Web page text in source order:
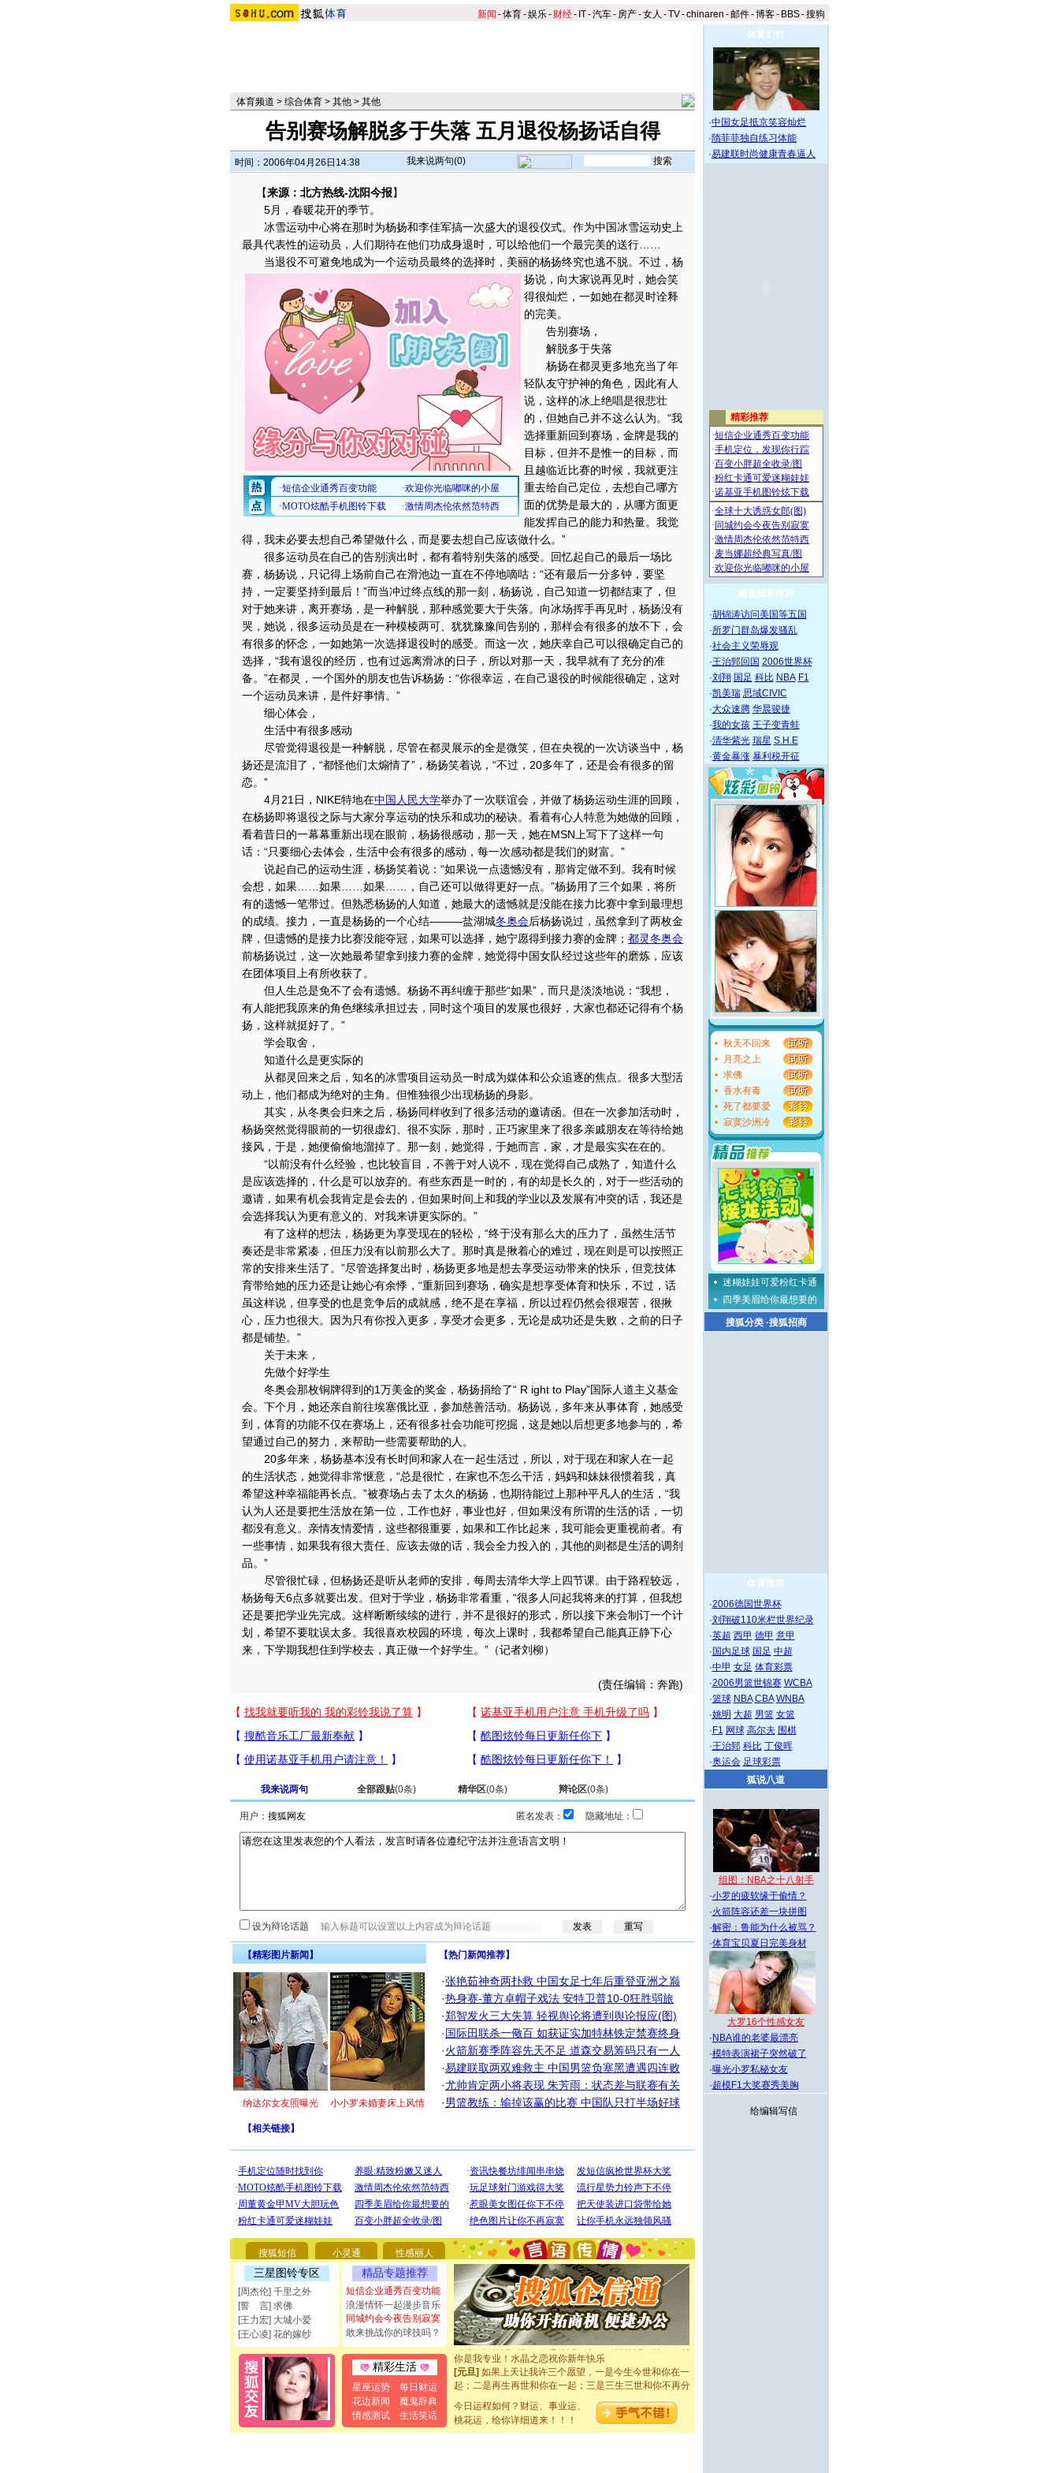
新闻 -体育-娱乐- 财经- IT-汽车- 房产-女人 -TV-chinaren -邮件-博客- BBS-搜狗
体育频道 > 综合体育 > 其他 > 其他
告别赛场解脱多于失落 五月退役杨扬话自得
时间：2006年04月26日14:38 我来说两句(0)
【来源：北方热线-沈阳今报】
5月，春暖花开的季节。
冰雪运动中心将在那时为杨扬和李佳军搞一次盛大的退役仪式。作为中国冰雪运动史上
最具代表性的运动员，人们期待在他们功成身退时，可以给他们一个最完美的送行……
当退役不可避免地成为一个运动员最终的选择时，美丽的杨扬终究也逃不脱。 不过，杨
扬说，向大家说再见时，她会笑
得很灿烂，一如她在都灵时诠释
的完美。
告别赛场，
解脱多于失落
杨扬在都灵更多地充当了年
轻队友守护神的角色，因此有人
说，这样的冰上绝唱是很悲壮
的，但她自己并不这么认为。“我
选择重新回到赛场，金牌是我的
目标，但并不是惟一的目标，而
且越临近比赛的时候，我就更注
重去给自己定位，去想自己哪方
面的优势是最大的，从哪方面更
能发挥自己的能力和热量。我觉
得，我未必要去想自己希望做什么，而是要去想自己应该做什么。”
很多运动员在自己的告别演出时，都有着特别失落的感受。回忆起自己的最后一场比
赛，杨扬说，只记得上场前自己在滑池边一直在不停地嘀咕：“还有最后一分多钟，要坚
持，一定要坚持到最后！”而当冲过终点线的那一刻，杨扬说，自己知道一切都结束了，但
对于她来讲，离开赛场，是一种解脱，那种感觉要大于失落。向冰场挥手再见时，杨扬没有
哭，她说，很多运动员是在一种模棱两可、犹犹豫豫间告别的，那样会有很多的放不下，会
有很多的怀念，一如她第一次选择退役时的感受。而这一次，她庆幸自己可以很确定自己的
选择，“我有退役的经历，也有过远离滑冰的日子，所以对那一天，我早就有了充分的准
备。”在都灵，一个国外的朋友也告诉杨扬：“你很幸运，在自己退役的时候能很确定，这对
一个运动员来讲，是件好事情。”
细心体会，
生活中有很多感动
尽管觉得退役是一种解脱，尽管在都灵展示的全是微笑，但在央视的一次访谈当中，杨
扬还是流泪了，“都怪他们太煽情了”，杨扬笑着说，“不过，20多年了，还是会有很多的留
恋。”
4月21日，NIKE特地在中国人民大学举办了一次联谊会，并做了杨扬运动生涯的回顾，
在杨扬即将退役之际与大家分享运动的快乐和成功的秘诀。看着有心人特意为她做的回顾，
看着昔日的一幕幕重新出现在眼前，杨扬很感动，那一天，她在MSN上写下了这样一句
话：“只要细心去体会，生活中会有很多的感动，每一次感动都是我们的财富。”
说起自己的运动生涯，杨扬笑着说：“如果说一点遗憾没有，那肯定做不到。我有时候
会想，如果……如果……如果……，自己还可以做得更好一点。”杨扬用了三个如果，将所
有的遗憾一笔带过。但熟悉杨扬的人知道，她最大的遗憾就是没能在接力比赛中拿到最理想
的成绩。接力，一直是杨扬的一个心结———盐湖城冬奥会后杨扬说过，虽然拿到了两枚金
牌，但遗憾的是接力比赛没能夺冠，如果可以选择，她宁愿得到接力赛的金牌； 都灵冬奥会
前杨扬说过，这一次她最希望拿到接力赛的金牌，她觉得中国女队经过这些年的磨炼，应该
在团体项目上有所收获了。
但人生总是免不了会有遗憾。杨扬不再纠缠于那些“如果”，而只是淡淡地说：“我想，
有人能把我原来的角色继续承担过去，同时这个项目的发展也很好，大家也都还记得有个杨
扬，这样就挺好了。”
学会取舍，
知道什么是更实际的
从都灵回来之后，知名的冰雪项目运动员一时成为媒体和公众追逐的焦点。很多大型活
动上，他们都成为绝对的主角。但惟独很少出现杨扬的身影。
其实，从冬奥会归来之后，杨扬同样收到了很多活动的邀请函。但在一次参加活动时，
杨扬突然觉得眼前的一切很虚幻、很不实际，那时，正巧家里来了很多亲戚朋友在等待给她
接风，于是，她便偷偷地溜掉了。那一刻，她觉得，于她而言，家，才是最实实在在的。
“以前没有什么经验，也比较盲目，不善于对人说不，现在觉得自己成熟了，知道什么
是应该选择的，什么是可以放弃的。有些东西是一时的，有的却是长久的，对于一些活动的
邀请，如果有机会我肯定是会去的，但如果时间上和我的学业以及发展有冲突的话，我还是
会选择我认为更有意义的、对我来讲更实际的。”
有了这样的想法，杨扬更为享受现在的轻松，“终于没有那么大的压力了，虽然生活节
奏还是非常紧凑，但压力没有以前那么大了。那时真是揪着心的难过，现在则是可以按照正
常的安排来生活了。”尽管选择复出时，杨扬更多地是想去享受运动带来的快乐，但竞技体
育带给她的压力还是让她心有余悸，“重新回到赛场，确实是想享受体育和快乐，不过，话
虽这样说，但享受的也是竞争后的成就感，绝不是在享福，所以过程仍然会很艰苦，很揪
心，压力也很大。因为只有你投入更多，享受才会更多，无论是成功还是失败，之前的日子
都是铺垫。”
关于未来，
先做个好学生
冬奥会那枚铜牌得到的1万美金的奖金，杨扬捐给了“ R ight to Play”国际人道主义基金
会。下个月，她还亲自前往埃塞俄比亚，参加慈善活动。杨扬说，多年来从事体育，她感受
到，体育的功能不仅在赛场上，还有很多社会功能可挖掘，这是她以后想更多地参与的，希
望通过自己的努力，来帮助一些需要帮助的人。
20多年来，杨扬基本没有长时间和家人在一起生活过，所以，对于现在和家人在一起
的生活状态，她觉得非常惬意，“总是很忙，在家也不怎么干活，妈妈和妹妹很惯着我，真
希望这种幸福能再长点。”被赛场占去了太久的杨扬，也期待能过上那种平凡人的生活，“我
认为人还是要把生活放在第一位，工作也好，事业也好，但如果没有所谓的生活的话，一切
都没有意义。亲情友情爱情，这些都很重要，如果和工作比起来，我可能会更重视前者。有
一些事情，如果我有很大责任、应该去做的话，我会全力投入的，其他的则都是生活的调剂
品。”
尽管很忙碌，但杨扬还是听从老师的安排，每周去清华大学上四节课。由于路程较远，
杨扬每天6点多就要出发。但对于学业，杨扬非常看重，“很多人问起我将来的打算，但我想
还是要把学业先完成。这样断断续续的进行，并不是很好的形式，所以接下来会制订一个计
划，希望不要耽误太多。我很喜欢校园的环境，每次上课时，我都希望自己能真正静下心
来，下学期我想住到学校去，真正做一个好学生。”（记者刘柳）
(责任编辑：奔跑)
我来说两句 全部跟贴(0条) 精华区(0条) 辩论区(0条)
用户： 匿名发表： 隐藏地址：
设为辩论话题
【精彩图片新闻】
纳达尔女友照曝光 小小罗未婚妻床上风情
【热门新闻推荐】
·张艳茹神奇两扑救 中国女足七年后重登亚洲之巅
·热身赛-董方卓帽子戏法 安特卫普10-0狂胜弱旅
·郑智发火三大失算 轻视舆论将遭到舆论报应(图)
·国际田联杀一儆百 如获证实加特林铁定禁赛终身
·火箭新赛季阵容先天不足 道森交易筹码只有一人
·易建联取两双难救主 中国男篮负塞黑遭遇四连败
·尤帅肯定两小将表现 朱芳雨：状态差与联赛有关
·男篮教练：输掉该赢的比赛 中国队只打半场好球
【相关链接】
搜狐短信 小灵通 性感丽人
三星图铃专区
[周杰伦] 千里之外
[誓 言] 求佛
[王力宏] 大城小爱
[王心凌] 花的嫁纱
精品专题推荐
短信企业通秀百变功能
浪漫情怀一起漫步音乐
同城约会今夜告别寂寞
敢来挑战你的球技吗？
精彩生活
星座运势
每日财运
花边新闻
魔鬼辞典
情感测试
生活笑话
[圣诞节] 圣诞节到了，想想没什么送给你的，又不打算给
你太多，只有给你五千万：千万快乐！千万要健康！千万
要平安！千万要知足！千万不要忘记我！
[圣诞节]不只这样的日子才会想起你,而是这样的日子才
能正大光明地骚扰你,告诉你,圣诞要快乐!新年要快乐!天天
都要快乐噢!
[圣诞节]奉上一颗祝福的心,在这个特别的日子里,愿幸福,
如意,快乐,鲜花,一切美好的祝愿与你同在.圣诞快乐!
[元旦]看到你我会触电；看不到你我要充电；没有你我会
断电。爱你是我职业，想你是我事业，抱你是我特长，吻
你是我专业！水晶之恋祝你新年快乐
[元旦]如果上天让我许三个愿望，一是今生今世和你在一
起；二是再生再世和你在一起；三是三生三世和你不再分
离。水晶之恋祝你新年快乐
[元旦]当我狠下心扭头离去那一刻，你在我身后无助地哭
泣，这痛楚让我明白我多么爱你。我转身抱住你：这猪不
今日运程如何？财运、事业运、
桃花运，给你详细道来！！！
体育幻灯
·中国女足抵京笑容灿烂
·隋菲菲独自练习体能
·易建联时尚健康青春逼人
频道精彩推荐
·胡锦涛访问美国等五国
·所罗门群岛爆发骚乱
·社会主义荣辱观
·王治郅回国 2006世界杯
·刘翔 国足 科比 NBA F1
·凯美瑞 思域CIVIC
·大众速腾 华晨骏捷
·我的女孩 王子变青蛙
·清华紫光 瑞星 S.H.E
·黄金暴涨 暴利税开征
秋天不回来
月亮之上
求佛
香水有毒
死了都要爱
寂寞沙洲冷
迷糊娃娃可爱粉红卡通
四季美眉给你最想要的
搜狐分类·搜狐招商
体育推荐
·2006德国世界杯
·刘翔破110米栏世界纪录
·英超 西甲 德甲 意甲
· 国内足球 国足 中超
·中甲 女足 体育彩票
·2006男篮世锦赛 WCBA
·篮球 NBA CBA WNBA
·姚明 大超 男篮 女篮
· F1 网球 高尔夫 围棋
·王治郅 科比 丁俊晖
·奥运会 足球彩票
狐说八道
组图：NBA之十八射手
·小罗的疲软缘于偷情？
·火箭阵容还差一块拼图
·解密：鲁能为什么被骂？
·体育宝贝夏日完美身材
大罗16个性感女友
· NBA谁的老婆最漂亮
·模特表演裙子突然破了
·曝光小罗私秘女友
·超模F1大奖赛秀美胸
给编辑写信